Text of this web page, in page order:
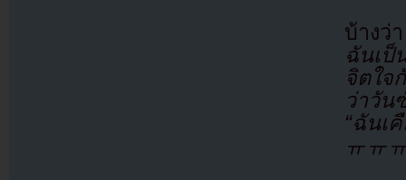
บ้างว่
ฉันเ
จิตใจ
ว่าวัน
“ฉันเ
ㅠㅠ